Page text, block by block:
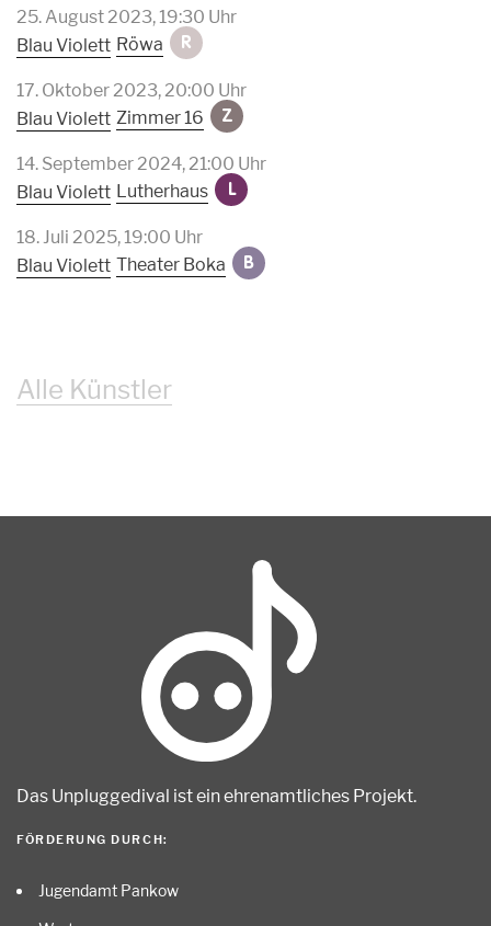
25. August 2023, 19:30 Uhr
Blau Violett Röwa R
17. Oktober 2023, 20:00 Uhr
Blau Violett Zimmer 16 Z
14. September 2024, 21:00 Uhr
Blau Violett Lutherhaus L
18. Juli 2025, 19:00 Uhr
Blau Violett Theater Boka B
Alle Künstler
Das Unpluggedival ist ein ehrenamtliches Projekt.
FÖRDERUNG DURCH:
Jugendamt Pankow